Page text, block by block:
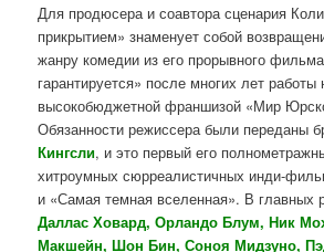
Для продюсера и соавтора сценария
прикрытием» знаменует собой
жанру комедии из его прорывного
гарантируется» после многих лет работы
высокобюджетной франшизой «Мир
Обязанности режиссера были переданы
Кингсли, и это первый его
хитроумных сюрреалистичных инди-
и «Самая темная вселенная». В главных
Даллас Ховард, Орландо Блум, Ник
Макшейн, Шон Бин, Соноя Мидзуно,